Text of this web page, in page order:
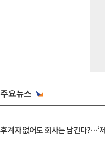
주요뉴스
후계자 없어도 회사는 남긴다?…‘